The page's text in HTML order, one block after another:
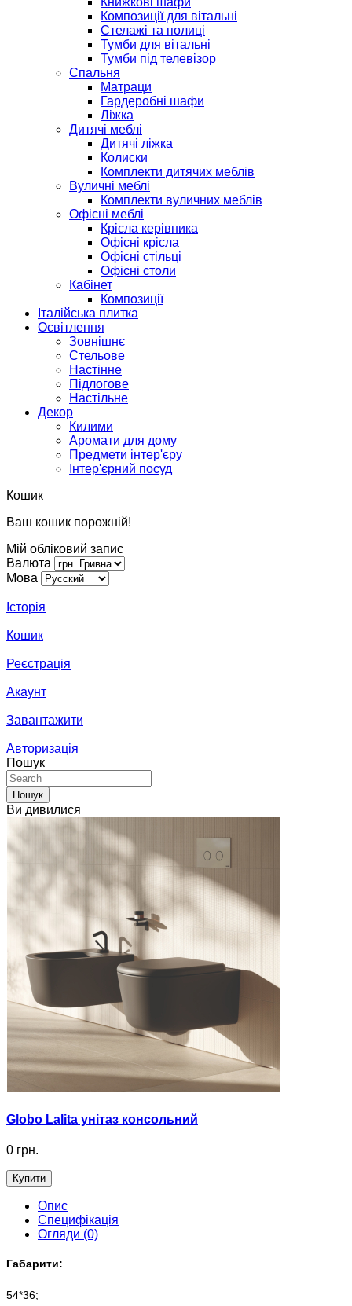
Композиції для вітальні
Стелажі та полиці
Тумби для вітальні
Тумби під телевізор
Спальня
Матраци
Гардеробні шафи
Ліжка
Дитячі меблі
Дитячі ліжка
Колиски
Комплекти дитячих меблів
Вуличні меблі
Комплекти вуличних меблів
Офісні меблі
Крісла керівника
Офісні крісла
Офісні стільці
Офісні столи
Кабінет
Композиції
Італійська плитка
Освітлення
Зовнішнє
Стельове
Настінне
Підлогове
Настільне
Декор
Килими
Аромати для дому
Предмети інтер'єру
Інтер'єрний посуд
Кошик
Ваш кошик порожній!
Мій обліковий запис
Валюта
Мова
Історія
Кошик
Реєстрація
Акаунт
Завантажити
Авторизація
Пошук
Пошук
Ви дивилися
Globo Lalita унітаз консольний
0 грн.
Купити
Опис
Специфікація
Огляди (0)
Габарити:
54*36;